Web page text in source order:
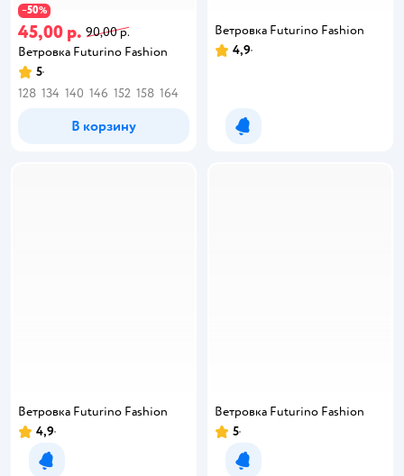
−50%
45,00 р. 90,00 р.
Ветровка Futurino Fashion
5
128 134 140 146 152 158 164
В корзину
Ветровка Futurino Fashion
4,9
Уведомить о появлении
Ветровка Futurino Fashion
4,9
Уведомить о появлении
Ветровка Futurino Fashion
5
Уведомить о появлении